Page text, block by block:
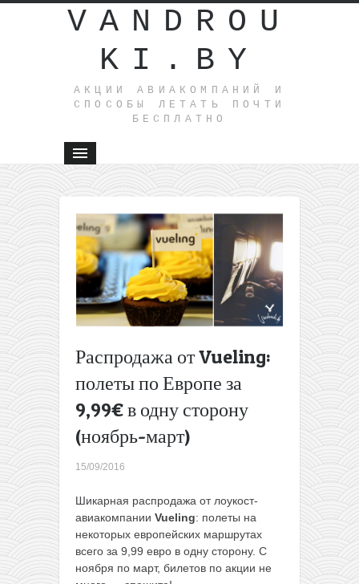
VANDROU
KI.BY
АКЦИИ АВИАКОМПАНИЙ И
СПОСОБЫ ЛЕТАТЬ ПОЧТИ
БЕСПЛАТНО
Распродажа от Vueling:
полеты по Европе за
9,99€ в одну сторону
(ноябрь-март)
15/09/2016
Шикарная распродажа от лоукост-
авиакомпании Vueling: полеты на
некоторых европейских маршрутах
всего за 9,99 евро в одну сторону. С
ноября по март, билетов по акции не
Wizz
Air: из
Литвы
на
фьорды
от 20€
туда-
(ноябрь-
декабрь)
распродаж